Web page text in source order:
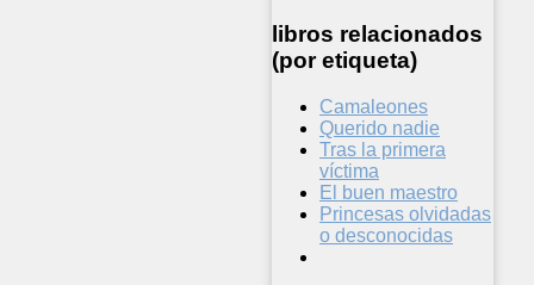
libros relacionados
(por etiqueta)
Camaleones
Querido nadie
Tras la primera
víctima
El buen maestro
Princesas olvidadas
o desconocidas